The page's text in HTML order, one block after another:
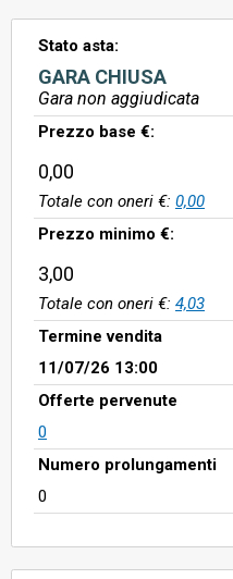
Stato asta:
GARA CHIUSA
Gara non aggiudicata
Prezzo base €:
0,00
Totale con oneri €: 0,00
Prezzo minimo €:
3,00
Totale con oneri €: 4,03
Termine vendita
11/07/26 13:00
Offerte pervenute
0
Numero prolungamenti
0